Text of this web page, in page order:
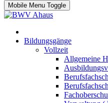
Mobile Menu Toggle
Bildungsgänge
Vollzeit
Allgemeine